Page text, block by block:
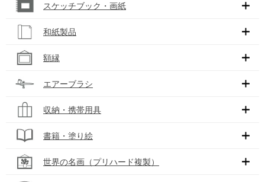
スケッチブック・画紙
和紙製品
額縁
エアーブラシ
収納・携帯用具
書籍・塗り絵
世界の名画（プリハード複製）